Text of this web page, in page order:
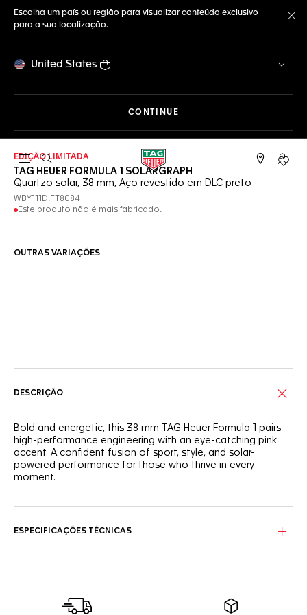
Escolha um país ou região para visualizar conteúdo exclusivo
para a sua localização.
United States
CONTINUE
Abrir a busca Conta
EDIÇÃO LIMITADA
TAG HEUER FORMULA 1 SOLARGRAPH
Quartzo solar, 38 mm, Aço revestido em DLC preto
WBY111D.FT8084
Este produto não é mais fabricado.
OUTRAS VARIAÇÕES
DESCRIÇÃO
Bold and energetic, this 38 mm TAG Heuer Formula 1 pairs
high-performance engineering with an eye-catching pink
accent. A confident fusion of sport, style, and solar-
powered performance for those who thrive in every
moment.
hands and indexes with Super-LumiNova® ensure optimal
resistant to 100 meters and ready for everyday
ESPECIFICAÇÕES TÉCNICAS